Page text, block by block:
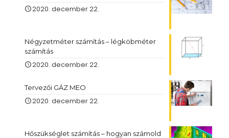
2020. december 22.
Négyzetméter számítás – légköbméter
számítás
2020. december 22.
Tervezői GÁZ MEO
2020. december 22.
Hőszükséglet számítás – hogyan számold